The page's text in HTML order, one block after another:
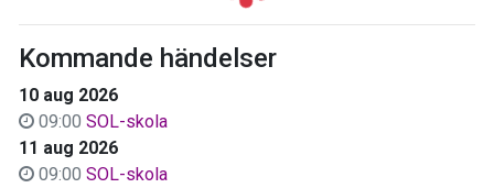
Kommande händelser
10 aug 2026
09:00 SOL-skola
11 aug 2026
09:00 SOL-skola